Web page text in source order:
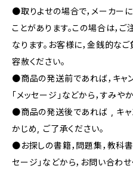
●取りよせの場合で，メーカー
ことがあります。この場合は，
なります。お客様に，金銭的な
容赦ください。
●商品の発送前であれば，キャ
「メッセージ」などから，すみや
●商品の発送後であれば , キャ
かじめ, ご了承ください｡
●お探しの書籍，問題集，教科書
セージ」などから，お問い合わせ